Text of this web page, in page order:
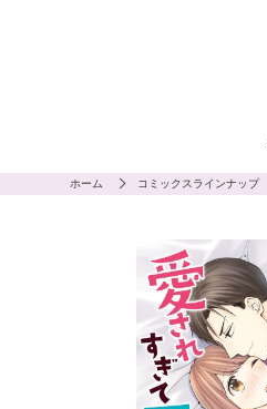
ホーム コミックスラインナップ